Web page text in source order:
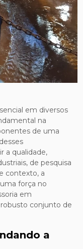
em diversos
na
de uma
a qualidade,
de pesquisa
contexto, a
força no
em
conjunto de
a